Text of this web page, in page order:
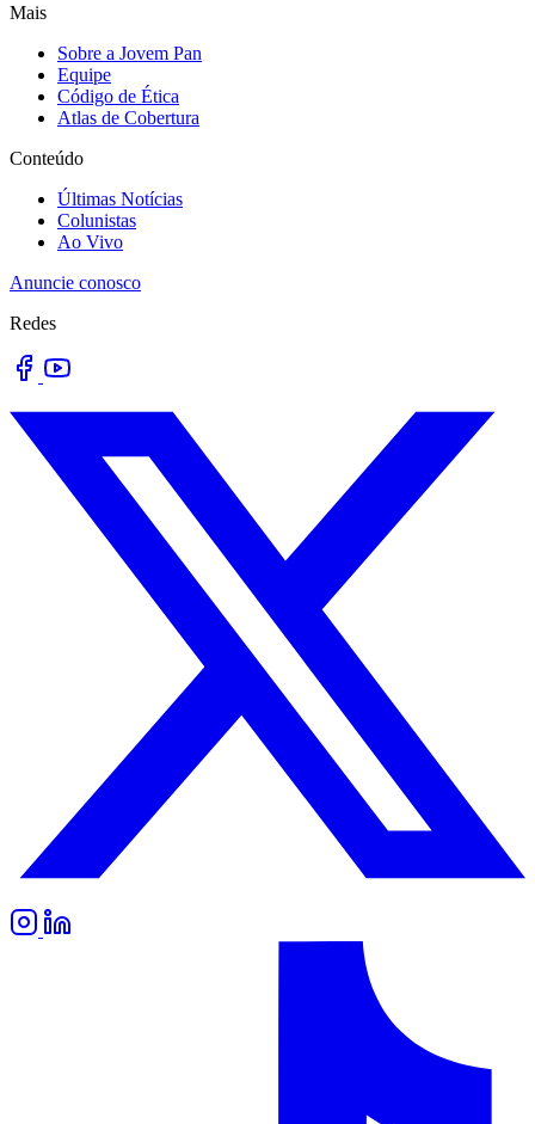
Mais
Sobre a Jovem Pan
Equipe
Código de Ética
Atlas de Cobertura
Conteúdo
Últimas Notícias
Colunistas
Ao Vivo
Anuncie conosco
Redes